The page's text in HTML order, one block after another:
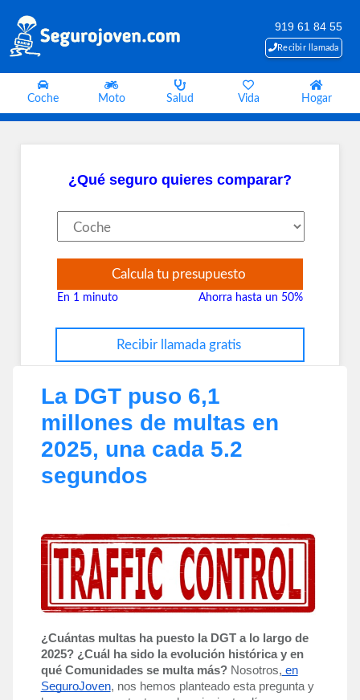
919 61 84 55
Recibir llamada
Coche Moto Salud Vida Hogar
¿Qué seguro quieres comparar?
Calcula tu presupuesto
En 1 minuto Ahorra hasta un 50%
Recibir llamada gratis
La DGT puso 6,1
millones de multas en
2025, una cada 5.2
segundos
¿Cuántas multas ha puesto la DGT a lo largo de
2025? ¿Cuál ha sido la evolución histórica y en
qué Comunidades se multa más?Nosotros, en
SeguroJoven, nos hemos planteado esta pregunta y